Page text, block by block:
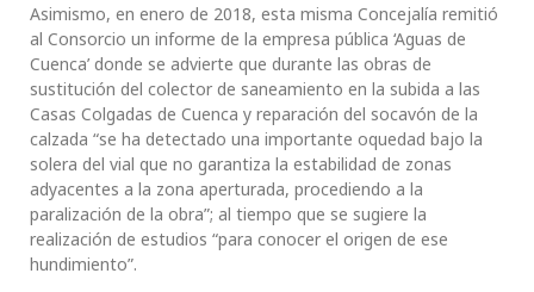
Asimismo, en enero de 2018, esta misma Concejalía remitió
al Consorcio un informe de la empresa pública ‘Aguas de
Cuenca’ donde se advierte que durante las obras de
sustitución del colector de saneamiento en la subida a las
Casas Colgadas de Cuenca y reparación del socavón de la
calzada “se ha detectado una importante oquedad bajo la
solera del vial que no garantiza la estabilidad de zonas
adyacentes a la zona aperturada, procediendo a la
paralización de la obra”; al tiempo que se sugiere la
realización de estudios “para conocer el origen de ese
hundimiento”.